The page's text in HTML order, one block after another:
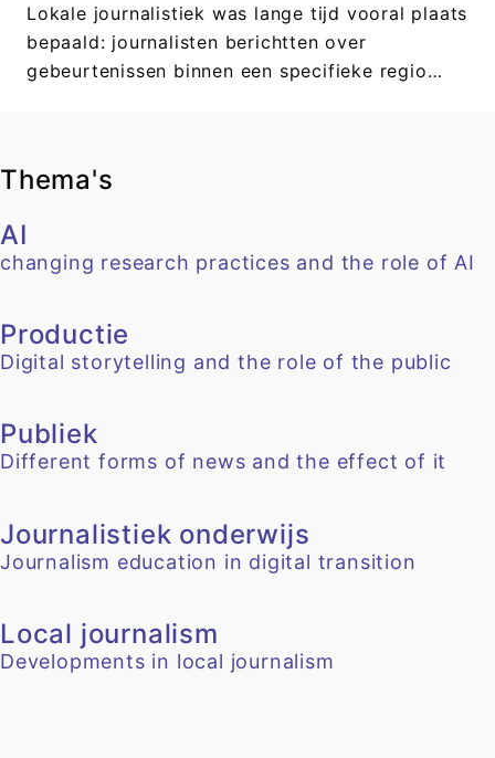
Lokale journalistiek was lange tijd vooral plaats
bepaald: journalisten berichtten over
gebeurtenissen binnen een specifieke regio…
Thema's
AI
changing research practices and the role of AI
Productie
Digital storytelling and the role of the public
Publiek
Different forms of news and the effect of it
Journalistiek onderwijs
Journalism education in digital transition
Local journalism
Developments in local journalism